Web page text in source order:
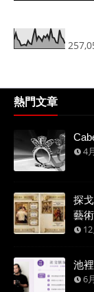
熱門文章
4
探
藝術
池
6